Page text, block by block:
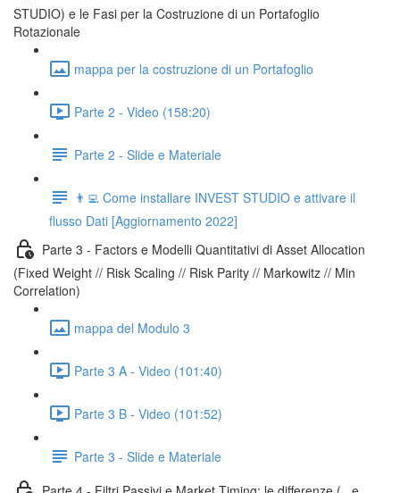
STUDIO) e le Fasi per la Costruzione di un Portafoglio
Rotazionale
mappa per la costruzione di un Portafoglio
Parte 2 - Video (158:20)
Parte 2 - Slide e Materiale
👨‍💻 Come installare INVEST STUDIO e attivare il
flusso Dati [Aggiornamento 2022]
Parte 3 - Factors e Modelli Quantitativi di Asset Allocation
(Fixed Weight // Risk Scaling // Risk Parity // Markowitz // Min
Correlation)
mappa del Modulo 3
Parte 3 A - Video (101:40)
Parte 3 B - Video (101:52)
Parte 3 - Slide e Materiale